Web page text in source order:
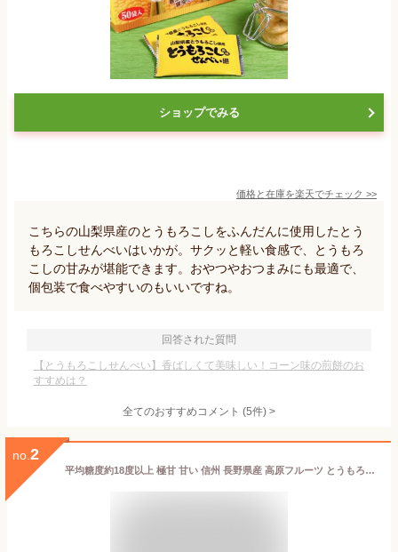
ショップでみる
価格と在庫を楽天でチェック >>
こちらの山梨県産のとうもろこしをふんだんに使用したとう
もろこしせんべいはいかが。サクッと軽い食感で、とうもろ
こしの甘みが堪能できます。おやつやおつまみにも最適で、
個包装で食べやすいのもいいですね。
回答された質問
【とうもろこしせんべい】香ばしくて美味しい！コーン味の煎餅のお
すすめは？
全てのおすすめコメント (5件) >
no. 2
平均糖度約18度以上 極甘 甘い 信州 長野県産 高原フルーツ とうもろこし 3kg以上（8本）大物 トウモロコシ ゴールドラッシュ 朝採れ 本州のみ送料無料